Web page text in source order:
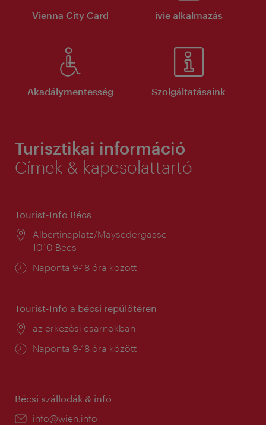
Vienna City Card ivie alkalmazás
Akadálymentesség Szolgáltatásaink
Turisztikai információ
Címek & kapcsolattartó
Tourist-Info Bécs
Helyszín:
Albertinaplatz/Maysedergasse
1010 Bécs
Nyitva
Naponta 9-18 óra között
Tourist-Info a bécsi repülőtéren
Helyszín:
az érkezési csarnokban
Nyitva
Naponta 9-18 óra között
Bécsi szállodák & infó
E-
info@wien.info